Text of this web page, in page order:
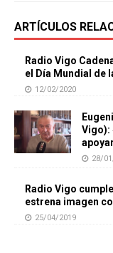
ARTÍCULOS
Radio Vigo
el Día Mundial de
12/02/2020
Vigo):
28/
Radio Vigo
estrena imagen
25/04/2019